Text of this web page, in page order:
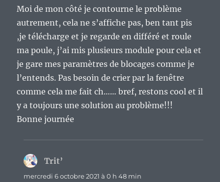
Moi de mon côté je contourne le problème
autrement, cela ne s’affiche pas, ben tant pis
,je télécharge et je regarde en différé et roule
ma poule, j’ai mis plusieurs module pour cela et
je gare mes paramètres de blocages comme je
l’entends. Pas besoin de crier par la fenêtre
comme cela me fait ch…… bref, restons cool et il
y a toujours une solution au problème!!!
Bonne journée
Trit’
mercredi 6 octobre 2021 à 0 h 48 min